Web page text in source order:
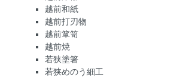
越前和紙
越前打刃物
越前箪笥
越前焼
若狭塗箸
若狭めのう細工